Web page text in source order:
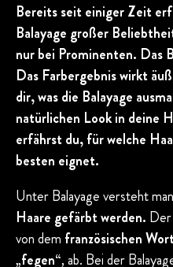
Bereits seit einiger Zeit
Balayage großer
nur bei Prominenten. Das
Das Farbergebnis wirkt
dir, was die Balayage
natürlichen Look in deine
erfährst du, für welche
besten eignet.
Unter Balayage versteht man
Haare gefärbt werden.
von dem französischen
„fegen“, ab. Bei der